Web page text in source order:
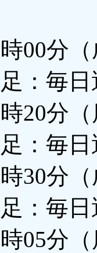
00分
：毎
20分
：毎
30分
：毎
05分